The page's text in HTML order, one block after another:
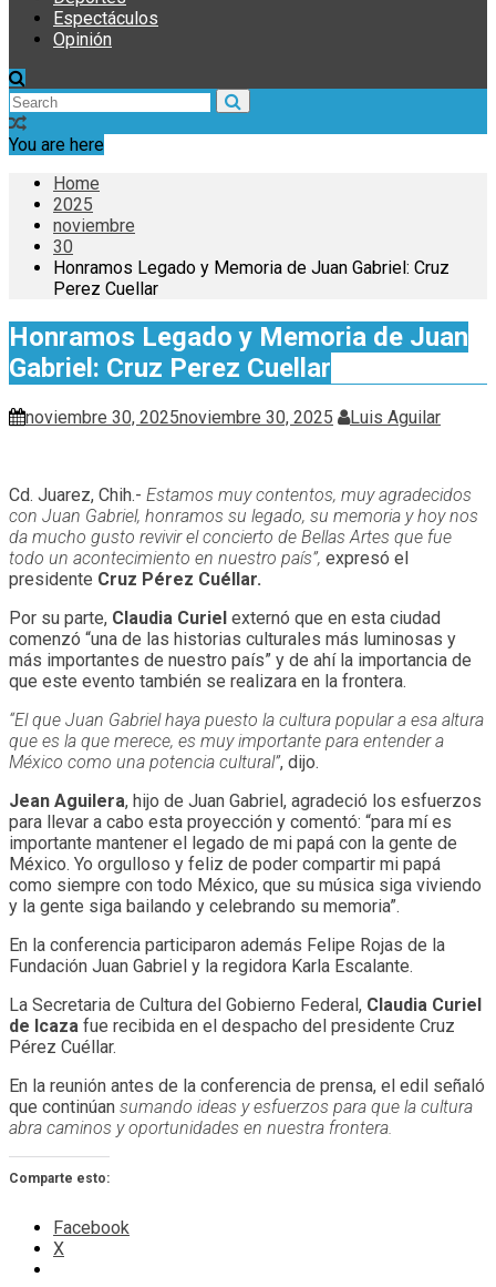
Espectáculos
Opinión
You are here
Home
2025
noviembre
30
Honramos Legado y Memoria de Juan Gabriel: Cruz
Perez Cuellar
Honramos Legado y Memoria de Juan
Gabriel: Cruz Perez Cuellar
noviembre 30, 2025noviembre 30, 2025 Luis Aguilar
Cd. Juarez, Chih.- Estamos muy contentos, muy agradecidos
con Juan Gabriel, honramos su legado, su memoria y hoy nos
da mucho gusto revivir el concierto de Bellas Artes que fue
todo un acontecimiento en nuestro país”, expresó el
presidente Cruz Pérez Cuéllar.
Por su parte, Claudia Curiel externó que en esta ciudad
comenzó “una de las historias culturales más luminosas y
más importantes de nuestro país” y de ahí la importancia de
que este evento también se realizara en la frontera.
“El que Juan Gabriel haya puesto la cultura popular a esa altura
que es la que merece, es muy importante para entender a
México como una potencia cultural”, dijo.
Jean Aguilera, hijo de Juan Gabriel, agradeció los esfuerzos
para llevar a cabo esta proyección y comentó: “para mí es
importante mantener el legado de mi papá con la gente de
México. Yo orgulloso y feliz de poder compartir mi papá
como siempre con todo México, que su música siga viviendo
y la gente siga bailando y celebrando su memoria”.
En la conferencia participaron además Felipe Rojas de la
Fundación Juan Gabriel y la regidora Karla Escalante.
La Secretaria de Cultura del Gobierno Federal, Claudia Curiel
de Icaza fue recibida en el despacho del presidente Cruz
Pérez Cuéllar.
En la reunión antes de la conferencia de prensa, el edil señaló
que continúan sumando ideas y esfuerzos para que la cultura
abra caminos y oportunidades en nuestra frontera.
Comparte esto:
Facebook
X